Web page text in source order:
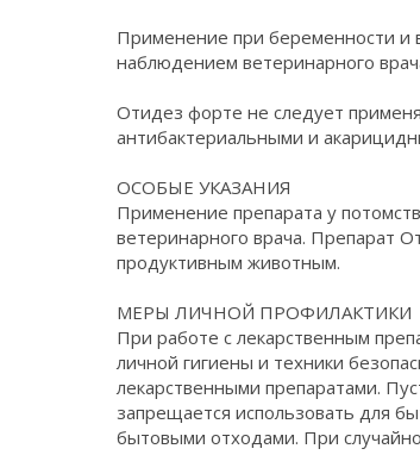
Применение при беременности и
наблюдением ветеринарного
Отидез форте не следует
антибактериальными и
ОСОБЫЕ УКАЗАНИЯ
Применение препарата у
ветеринарного врача. Препарат
продуктивным животным.
МЕРЫ ЛИЧНОЙ ПРОФИЛАКТИКИ
При работе с лекарственным
личной гигиены и техники
лекарственными препаратами.
запрещается использовать для
бытовыми отходами. При